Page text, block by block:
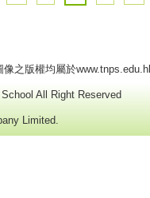
之版權均屬於
All Right Reserved
Limited.